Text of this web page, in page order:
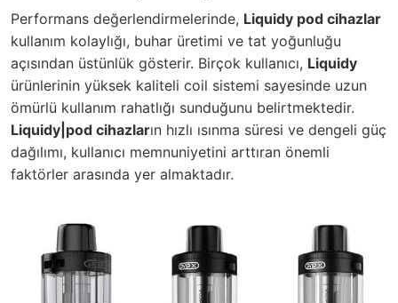
Performans değerlendirmelerinde, Liquidy pod cihazlar
kullanım kolaylığı, buhar üretimi ve tat yoğunluğu
açısından üstünlük gösterir. Birçok kullanıcı, Liquidy
ürünlerinin yüksek kaliteli coil sistemi sayesinde uzun
ömürlü kullanım rahatlığı sunduğunu belirtmektedir.
Liquidy|pod cihazların hızlı ısınma süresi ve dengeli güç
dağılımı, kullanıcı memnuniyetini arttıran önemli
faktörler arasında yer almaktadır.